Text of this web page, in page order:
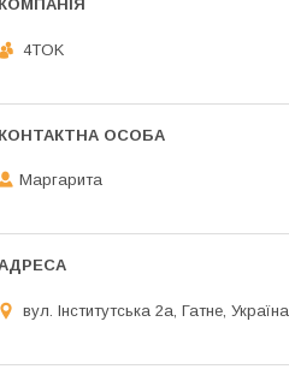
4TOK
Маргарита
вул. Інститутська 2а, Гатне, Україна